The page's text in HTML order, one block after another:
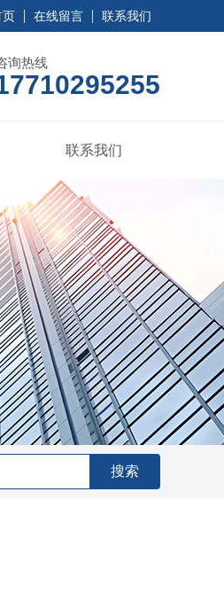
页 在线留言 联系我们
询热线
联系我们